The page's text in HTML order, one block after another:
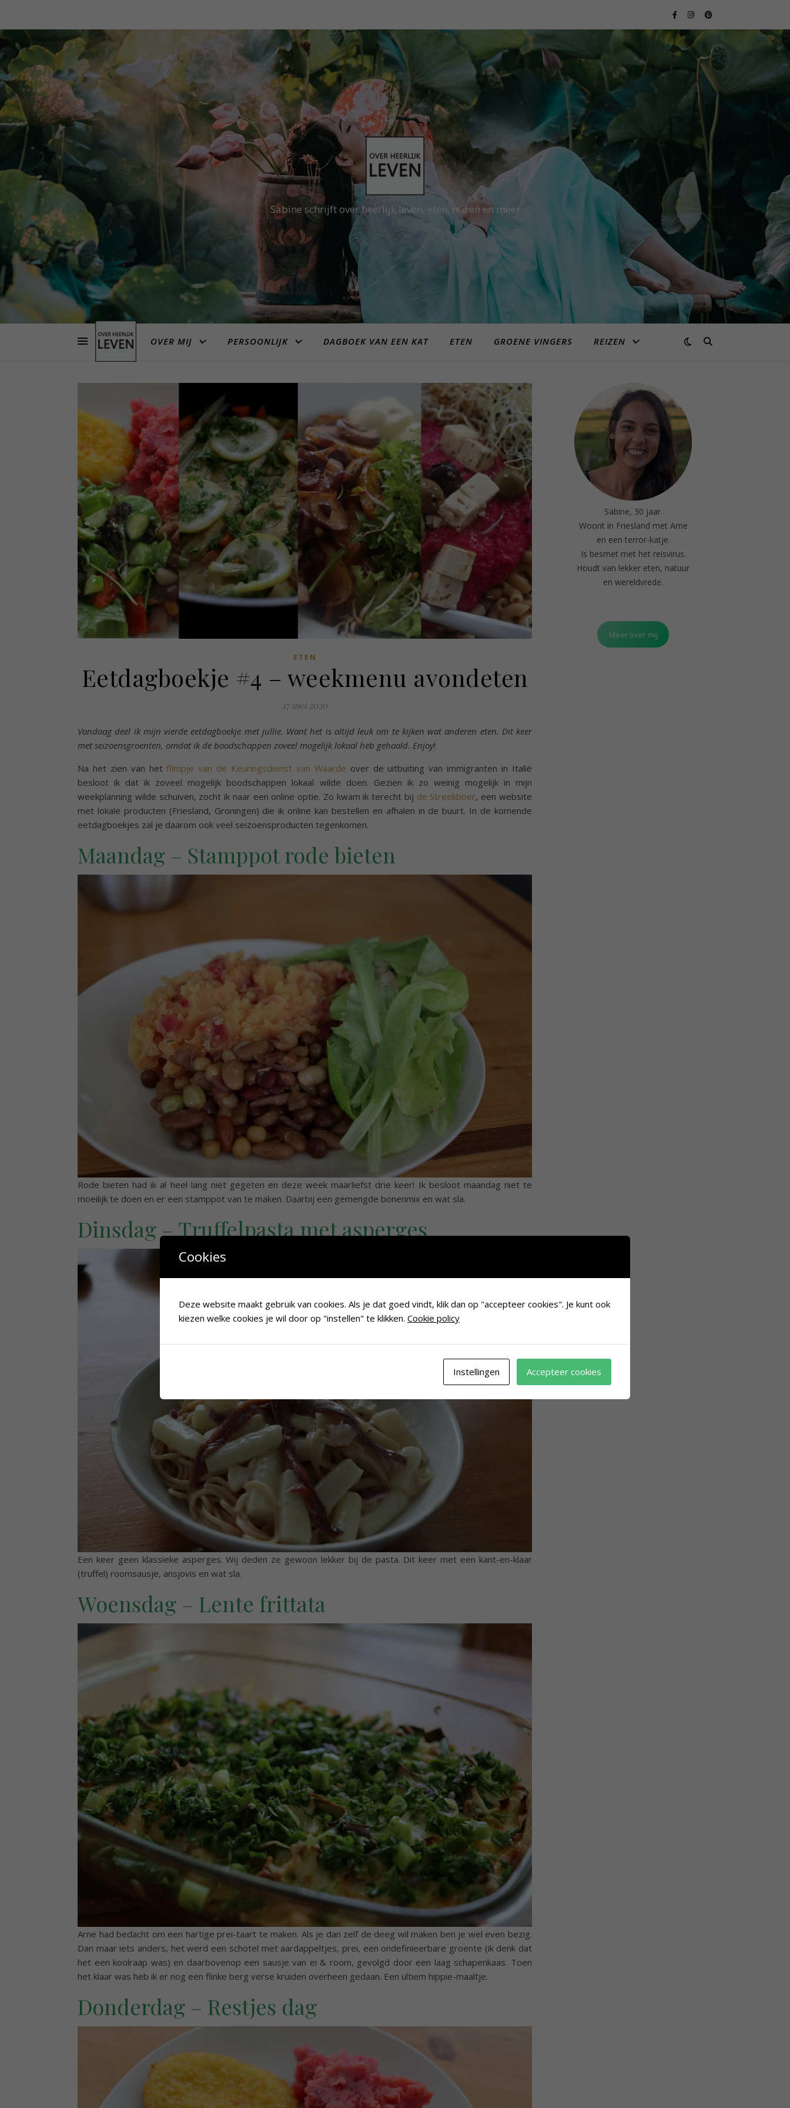
Sabine schrijft over heerlijk leven, eten, reizen en meer
OVER MIJ PERSOONLIJK DAGBOEK VAN EEN KAT ETEN GROENE VINGERS REIZEN
ETEN
Eetdagboekje #4 – weekmenu avondeten
17 mei 2020
Vandaag deel ik mijn vierde eetdagboekje met jullie. Want het is altijd leuk om te kijken wat anderen eten. Dit keer
met seizoensgroenten, omdat ik de boodschappen zoveel mogelijk lokaal heb gehaald. Enjoy!
Na het zien van hetfilmpje van de Keuringsdienst van Waarde over de uitbuiting van immigranten in Italië
besloot ik dat ik zoveel mogelijk boodschappen lokaal wilde doen. Gezien ik zo weinig mogelijk in mijn
weekplanning wilde schuiven, zocht ik naar een online optie. Zo kwam ik terecht bij de Streekboer, een website
met lokale producten (Friesland, Groningen) die ik online kan bestellen en afhalen in de buurt. In de komende
eetdagboekjes zal je daarom ook veel seizoensproducten tegenkomen.
Maandag – Stamppot rode bieten
Rode bieten had ik al heel lang niet gegeten en deze week maarliefst drie keer! Ik besloot maandag niet te
moeilijk te doen en er een stamppot van te maken. Daarbij een gemengde bonenmix en wat sla.
Dinsdag – Truffelpasta met asperges
Een keer geen klassieke asperges. Wij deden ze gewoon lekker bij de pasta. Dit keer met een kant-en-klaar
(truffel) roomsausje, ansjovis en wat sla.
Woensdag – Lente frittata
Arne had bedacht om een hartige prei-taart te maken. Als je dan zelf de deeg wil maken ben je wel even bezig.
Dan maar iets anders, het werd een schotel met aardappeltjes, prei, een ondefinieerbare groente (ik denk dat
het een koolraap was) en daarbovenop een sausje van ei & room, gevolgd door een laag schapenkaas. Toen
het klaar was heb ik er nog een flinke berg verse kruiden overheen gedaan. Een ultiem hippie-maaltje.
Donderdag – Restjes dag
Sabine, 30 jaar.
Woont in Friesland met Arne
en een terror-katje.
Is besmet met het reisvirus.
Houdt van lekker eten, natuur
en wereldvrede.
Meer over mij
Cookies
Deze website maakt gebruik van cookies. Als je dat goed vindt, klik dan op "accepteer cookies". Je kunt ook
kiezen welke cookies je wil door op "instellen" te klikken. Cookie policy
Instellingen Accepteer cookies